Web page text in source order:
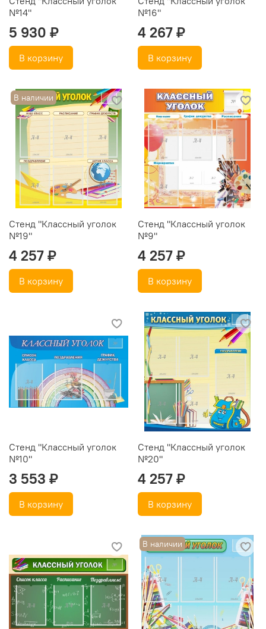
№14"
5 930 ₽
В корзину
№16"
4 267 ₽
В корзину
В наличии
Стенд "Классный уголок
№19"
4 257 ₽
В корзину
Стенд "Классный уголок
№9"
4 257 ₽
В корзину
Стенд "Классный уголок
№10"
3 553 ₽
В корзину
Стенд "Классный уголок
№20"
4 257 ₽
В корзину
В наличии